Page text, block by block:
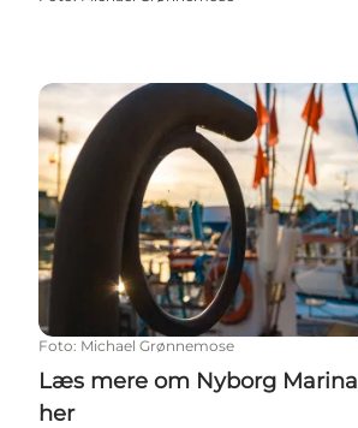
Læs mere om Nyborg Marina her
Foto: Michael Grønnemose
Læs mere om Nyborg Marina
her